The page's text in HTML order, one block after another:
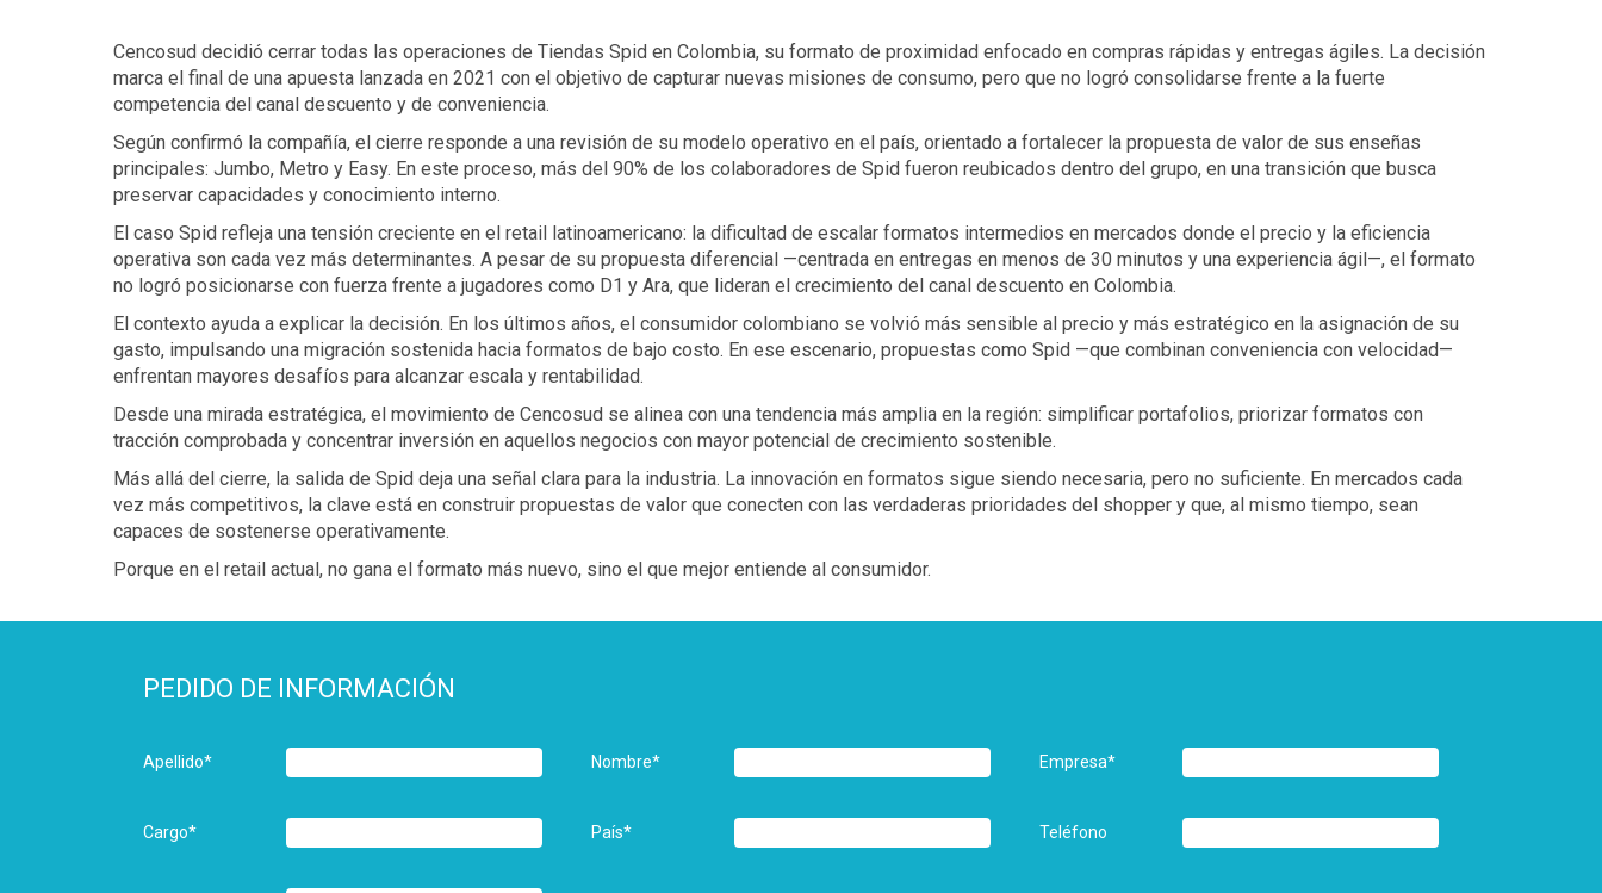
Cencosud decidió cerrar todas las operaciones de Tiendas Spid en Colombia, su formato de proximidad enfocado en compras rápidas y entregas ágiles. La decisión
marca el final de una apuesta lanzada en 2021 con el objetivo de capturar nuevas misiones de consumo, pero que no logró consolidarse frente a la fuerte
competencia del canal descuento y de conveniencia.
Según confirmó la compañía, el cierre responde a una revisión de su modelo operativo en el país, orientado a fortalecer la propuesta de valor de sus enseñas
principales: Jumbo, Metro y Easy. En este proceso, más del 90% de los colaboradores de Spid fueron reubicados dentro del grupo, en una transición que busca
preservar capacidades y conocimiento interno.
El caso Spid refleja una tensión creciente en el retail latinoamericano: la dificultad de escalar formatos intermedios en mercados donde el precio y la eficiencia
operativa son cada vez más determinantes. A pesar de su propuesta diferencial —centrada en entregas en menos de 30 minutos y una experiencia ágil—, el formato
no logró posicionarse con fuerza frente a jugadores como D1 y Ara, que lideran el crecimiento del canal descuento en Colombia.
El contexto ayuda a explicar la decisión. En los últimos años, el consumidor colombiano se volvió más sensible al precio y más estratégico en la asignación de su
gasto, impulsando una migración sostenida hacia formatos de bajo costo. En ese escenario, propuestas como Spid —que combinan conveniencia con velocidad—
enfrentan mayores desafíos para alcanzar escala y rentabilidad.
Desde una mirada estratégica, el movimiento de Cencosud se alinea con una tendencia más amplia en la región: simplificar portafolios, priorizar formatos con
tracción comprobada y concentrar inversión en aquellos negocios con mayor potencial de crecimiento sostenible.
Más allá del cierre, la salida de Spid deja una señal clara para la industria. La innovación en formatos sigue siendo necesaria, pero no suficiente. En mercados cada
vez más competitivos, la clave está en construir propuestas de valor que conecten con las verdaderas prioridades del shopper y que, al mismo tiempo, sean
capaces de sostenerse operativamente.
Porque en el retail actual, no gana el formato más nuevo, sino el que mejor entiende al consumidor.
PEDIDO DE INFORMACIÓN
Apellido* Nombre* Empresa*
Cargo* País* Teléfono